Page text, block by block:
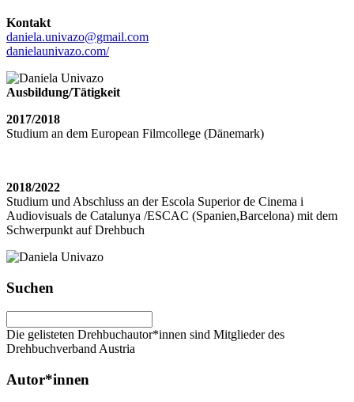
Kontakt
daniela.univazo@gmail.com
danielaunivazo.com/
Ausbildung/Tätigkeit
2017/2018
Studium an dem European Filmcollege (Dänemark)
2018/2022
Studium und Abschluss an der Escola Superior de Cinema i
Audiovisuals de Catalunya /ESCAC (Spanien,Barcelona) mit dem
Schwerpunkt auf Drehbuch
Suchen
Die gelisteten Drehbuchautor*innen sind Mitglieder des
Drehbuchverband Austria
Autor*innen